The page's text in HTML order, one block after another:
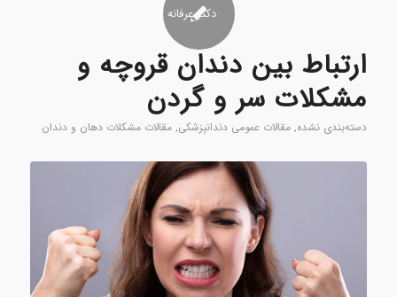
ارتباط بین دندان قروچه و
مشکلات سر و گردن
دسته‌بندی نشده, مقالات عمومی دندانپزشکی, مقالات مشکلات دهان و دندان